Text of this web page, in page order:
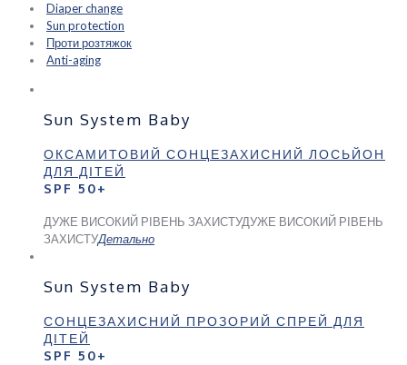
Diaper change
Sun protection
Проти розтяжок
Anti-aging
Sun System Baby
ОКСАМИТОВИЙ СОНЦЕЗАХИСНИЙ ЛОСЬЙОН
ДЛЯ ДІТЕЙ
SPF 50+
ДУЖЕ ВИСОКИЙ РІВЕНЬ ЗАХИСТУДУЖЕ ВИСОКИЙ РІВЕНЬ
ЗАХИСТУДетально
Sun System Baby
СОНЦЕЗАХИСНИЙ ПРОЗОРИЙ СПРЕЙ ДЛЯ
ДІТЕЙ
SPF 50+